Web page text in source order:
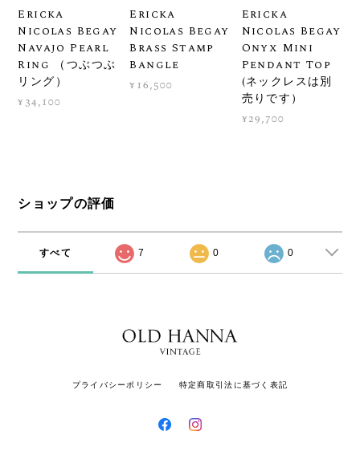
Ericka
Nicolas Begay
Navajo Pearl
Ring （つぶつぶ
リング）
¥34,100
Ericka
Nicolas Begay
Brass Stamp
Bangle
¥16,500
Ericka
Nicolas Begay
Onyx Mini
Pendant Top
(ネックレスは別
売りです）
¥29,700
ショップの評価
すべて 7 0 0
プライバシーポリシー 特定商取引法に基づく表記